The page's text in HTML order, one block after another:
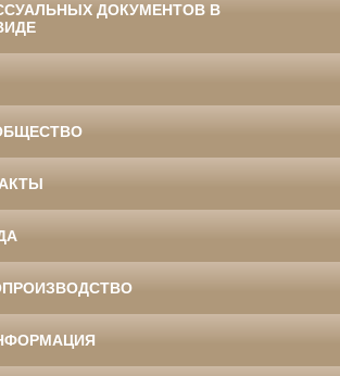
ДОКУМЕНТОВ В